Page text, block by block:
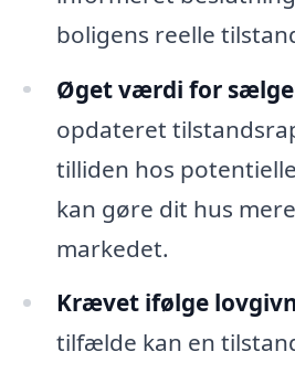
boligens reelle
Øget værdi for
opdateret
tilliden hos
kan gøre dit hus
markedet.
Krævet ifølge
tilfælde kan en